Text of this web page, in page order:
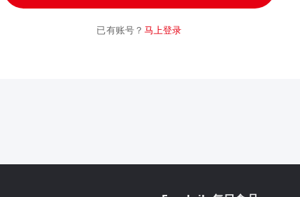
已有账号？ 马上登录